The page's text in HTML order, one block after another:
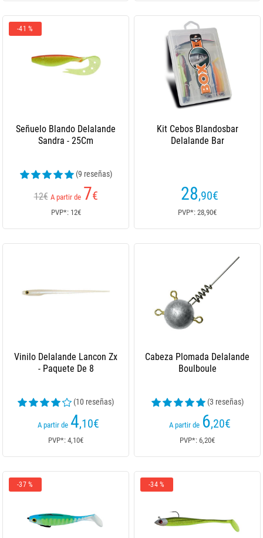
-41 %
Señuelo Blando Delalande
Sandra - 25Cm
(9 reseñas)
12€ A partir de 7€
PVP*: 12€
Kit Cebos Blandosbar
Delalande Bar
28,90€
PVP*: 28,90€
Vinilo Delalande Lancon Zx
- Paquete De 8
(10 reseñas)
A partir de 4,10€
PVP*: 4,10€
Cabeza Plomada Delalande
Boulboule
(3 reseñas)
A partir de 6,20€
PVP*: 6,20€
-37 % -34 %